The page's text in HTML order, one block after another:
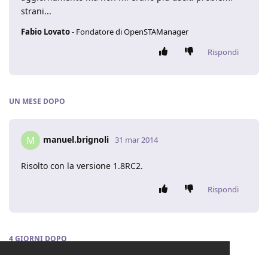
strani...
Fabio Lovato- Fondatore di OpenSTAManager
Rispondi
UN MESE DOPO
M manuel.brignoli 31 mar 2014
Risolto con la versione 1.8RC2.
Rispondi
4 GIORNIDOPO